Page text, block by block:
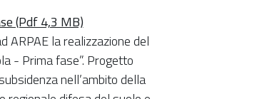
(Pdf 4,3 MB)
ARPAE la realizzazione del
- Prima fase”. Progetto
nell’ambito della